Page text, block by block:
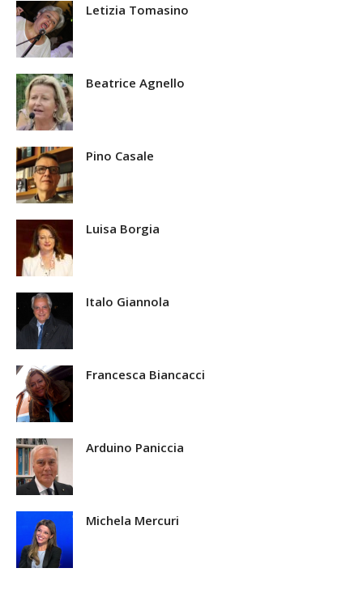
Letizia Tomasino
Beatrice Agnello
Pino Casale
Luisa Borgia
Italo Giannola
Francesca Biancacci
Arduino Paniccia
Michela Mercuri